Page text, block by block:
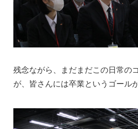
残念ながら、まだまだこの日常の
が、皆さんには卒業というゴール